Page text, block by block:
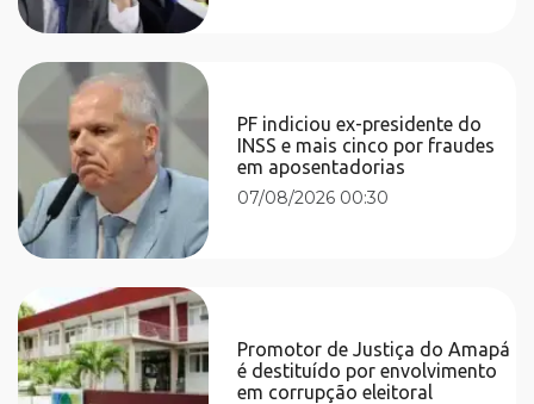
PF indiciou ex-presidente do
INSS e mais cinco por fraudes
em aposentadorias
07/08/2026 00:30
Promotor de Justiça do Amapá
é destituído por envolvimento
em corrupção eleitoral